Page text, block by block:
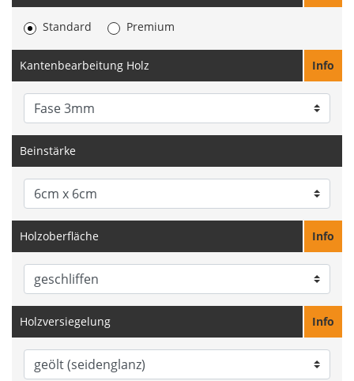
Standard Premium
Kantenbearbeitung Holz Info
Beinstärke
Holzoberfläche Info
Holzversiegelung Info